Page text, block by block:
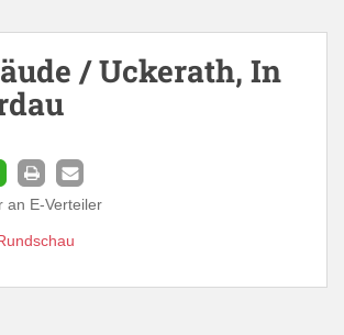
/ Uckerath, In
an E-Verteiler